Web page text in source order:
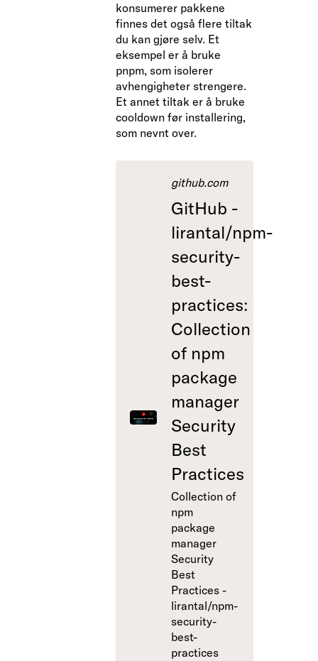
konsumerer pakkene
finnes det også flere tiltak
du kan gjøre selv. Et
eksempel er å bruke
pnpm, som isolerer
avhengigheter strengere.
Et annet tiltak er å bruke
cooldown før installering,
som nevnt over.
github.com
GitHub -
lirantal/npm-
security-
best-
practices:
Collection
of npm
package
manager
Security
Best
Practices
Collection of
npm
package
manager
Security
Best
Practices -
lirantal/npm-
security-
best-
practices